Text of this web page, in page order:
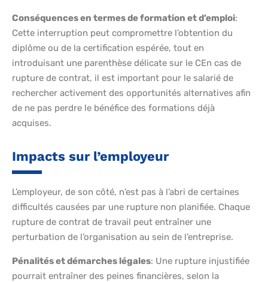
Conséquences en termes de formation et d’emploi:
Cette interruption peut compromettre l’obtention du
diplôme ou de la certification espérée, tout en
introduisant une parenthèse délicate sur le CEn cas de
rupture de contrat, il est important pour le salarié de
rechercher activement des opportunités alternatives afin
de ne pas perdre le bénéfice des formations déjà
acquises.
Impacts sur l’employeur
L’employeur, de son côté, n’est pas à l’abri de certaines
difficultés causées par une rupture non planifiée. Chaque
rupture de contrat de travail peut entraîner une
perturbation de l’organisation au sein de l’entreprise.
Pénalités et démarches légales: Une rupture injustifiée
pourrait entraîner des peines financières, selon la